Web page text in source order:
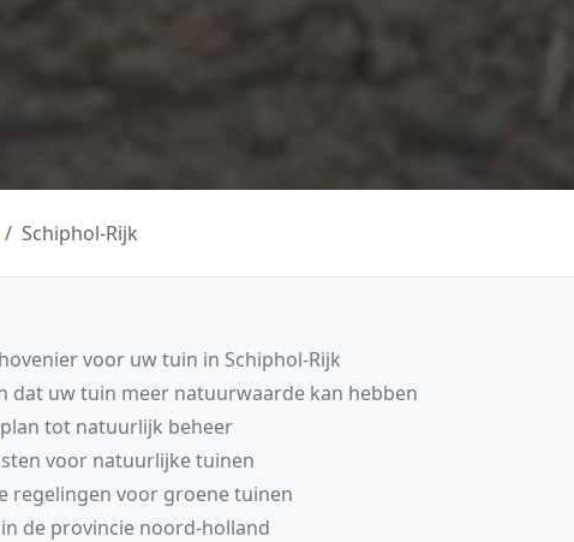
Schiphol-Rijk
voor uw tuin in Schiphol-Rijk
dat uw tuin meer natuurwaarde kan hebben
tot natuurlijk beheer
voor natuurlijke tuinen
regelingen voor groene tuinen
de provincie noord-holland